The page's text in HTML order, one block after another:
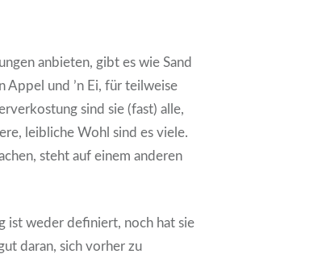
anbieten, gibt es wie Sand
Appel und ’n Ei, für teilweise
sind sie (fast) alle,
leibliche Wohl sind es viele.
steht auf einem anderen
ist weder definiert, noch hat sie
daran, sich vorher zu